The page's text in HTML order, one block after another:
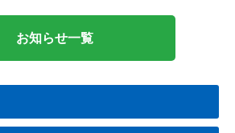
お知らせ一覧